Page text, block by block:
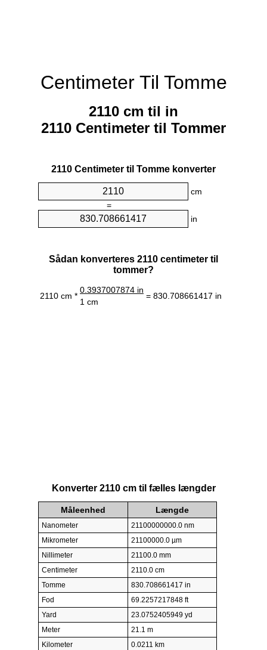
Centimeter Til Tomme
2110 cm til in
2110 Centimeter til Tommer
2110 Centimeter til Tomme konverter
cm
=
in
Sådan konverteres 2110 centimeter til
tommer?
2110 cm *
0.3937007874 in
= 830.708661417 in
1 cm
Konverter 2110 cm til fælles længder
Måleenhed Længde
Nanometer
21100000000.0 nm
Mikrometer
21100000.0 µm
Nillimeter
21100.0 mm
Centimeter
2110.0 cm
Tomme
830.708661417 in
Fod
69.2257217848 ft
Yard
23.0752405949 yd
Meter
21.1 m
Kilometer
0.0211 km